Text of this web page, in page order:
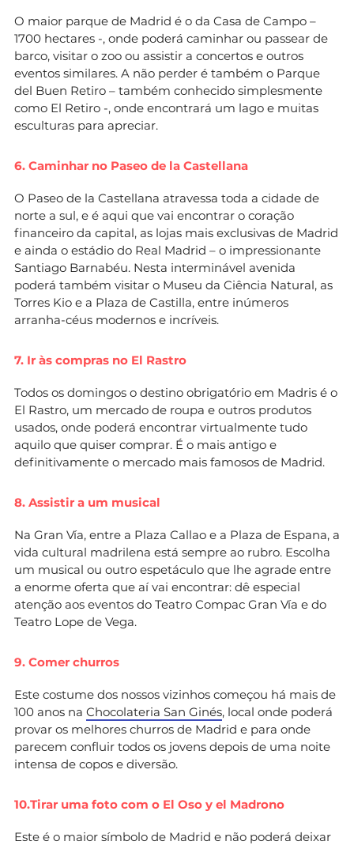
O maior parque de Madrid é o da Casa de Campo –
1700 hectares -, onde poderá caminhar ou passear de
barco, visitar o zoo ou assistir a concertos e outros
eventos similares. A não perder é também o Parque
del Buen Retiro – também conhecido simplesmente
como El Retiro -, onde encontrará um lago e muitas
esculturas para apreciar.
6. Caminhar no Paseo de la Castellana
O Paseo de la Castellana atravessa toda a cidade de
norte a sul, e é aqui que vai encontrar o coração
financeiro da capital, as lojas mais exclusivas de Madrid
e ainda o estádio do Real Madrid – o impressionante
Santiago Barnabéu. Nesta interminável avenida
poderá também visitar o Museu da Ciência Natural, as
Torres Kio e a Plaza de Castilla, entre inúmeros
arranha-céus modernos e incríveis.
7. Ir às compras no El Rastro
Todos os domingos o destino obrigatório em Madris é o
El Rastro, um mercado de roupa e outros produtos
usados, onde poderá encontrar virtualmente tudo
aquilo que quiser comprar. É o mais antigo e
definitivamente o mercado mais famosos de Madrid.
8. Assistir a um musical
Na Gran Vía, entre a Plaza Callao e a Plaza de Espana, a
vida cultural madrilena está sempre ao rubro. Escolha
um musical ou outro espetáculo que lhe agrade entre
a enorme oferta que aí vai encontrar: dê especial
atenção aos eventos do Teatro Compac Gran Vía e do
Teatro Lope de Vega.
9. Comer churros
Este costume dos nossos vizinhos começou há mais de
100 anos na Chocolateria San Ginés, local onde poderá
provar os melhores churros de Madrid e para onde
parecem confluir todos os jovens depois de uma noite
intensa de copos e diversão.
10.Tirar uma foto com o El Oso y el Madrono
Este é o maior símbolo de Madrid e não poderá deixar